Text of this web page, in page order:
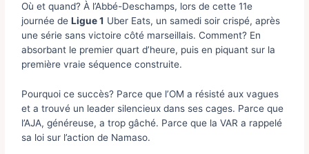
Où et quand? À l’Abbé-Deschamps, lors de cette 11e
journée deLigue 1 Uber Eats, un samedi soir crispé, après
une série sans victoire côté marseillais. Comment? En
absorbant le premier quart d’heure, puis en piquant sur la
première vraie séquence construite.
Pourquoi ce succès? Parce que l’OM a résisté aux vagues
et a trouvé un leader silencieux dans ses cages. Parce que
l’AJA, généreuse, a trop gâché. Parce que la VAR a rappelé
sa loi sur l’action de Namaso.